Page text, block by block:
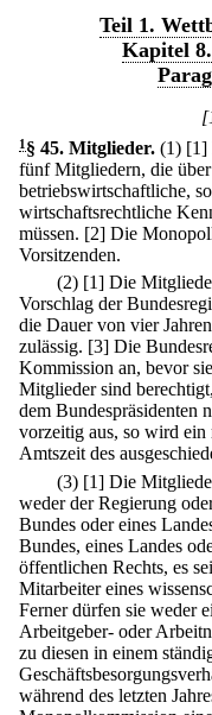
Teil 1.
Kapitel
1 § 45. Mitglieder. (1) [1]
fünf Mitgliedern, die
betriebswirtschaftliche,
wirtschaftsrechtliche
müssen. [2] Die
Vorsitzenden.
(2) [1] Die
Vorschlag der
die Dauer von vier
zulässig. [3] Die
Kommission an, bevor
Mitglieder sind
dem Bundespräsidenten
vorzeitig aus, so wird
Amtszeit des
(3) [1] Die
weder der Regierung
Bundes oder eines
Bundes, eines Landes
öffentlichen Rechts, es
Mitarbeiter eines
Ferner dürfen sie weder
Arbeitgeber- oder
zu diesen in einem
während des letzten